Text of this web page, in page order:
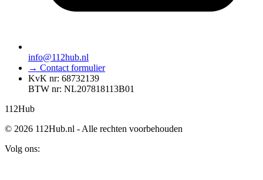
info@112hub.nl
→ Contact formulier
KvK nr: 68732139
BTW nr: NL207818113B01
112Hub
© 2026 112Hub.nl - Alle rechten voorbehouden
Volg ons: